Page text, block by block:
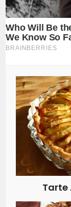
Tarte